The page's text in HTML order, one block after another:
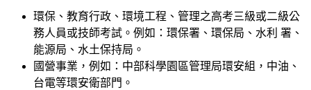
環保、教育行政、環境工程、管理之高考三級或二級公
務人員或技師考試。例如：環保署、環保局、水利 署、
能源局、水土保持局。
國營事業，例如：中部科學園區管理局環安組，中油、
台電等環安衛部門。